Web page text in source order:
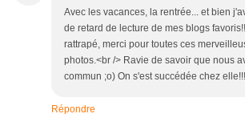
Avec les vacances, la rentrée... et bien
de retard de lecture de mes blogs
rattrapé, merci pour toutes ces
photos.<br /> Ravie de savoir que nous
commun ;o) On s'est succédée chez elle!!!
Répondre